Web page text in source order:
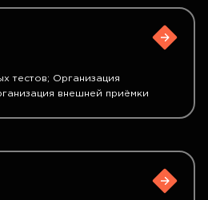
тестов; Организация
внешней приёмки